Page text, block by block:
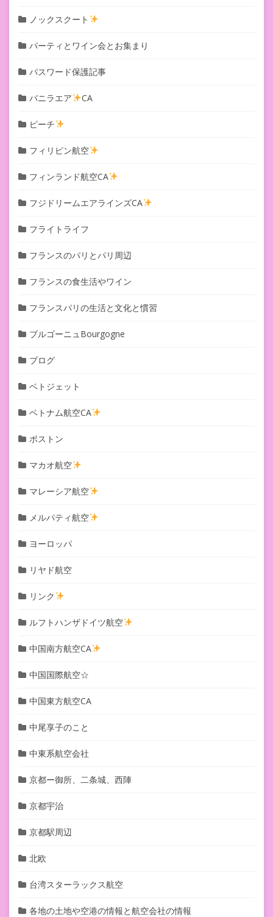
ノックスクート
パーティとワイン会とお集まり
パスワード保護記事
バニラエア CA
ピーチ
フィリピン航空
フィンランド航空CA
フジドリームエアラインズCA
フライトライフ
フランスのパリとパリ周辺
フランスの食生活やワイン
フランスパリの生活と文化と慣習
ブルゴーニュBourgogne
ブログ
ベトジェット
ベトナム航空CA
ボストン
マカオ航空
マレーシア航空
メルパティ航空
ヨーロッパ
リヤド航空
リンク
ルフトハンザドイツ航空
中国南方航空CA
中国国際航空☆
中国東方航空CA
中尾享子のこと
中東系航空会社
京都ー御所、二条城、西陣
京都宇治
京都駅周辺
北欧
台湾スターラックス航空
各地の土地や空港の情報と航空会社の情報